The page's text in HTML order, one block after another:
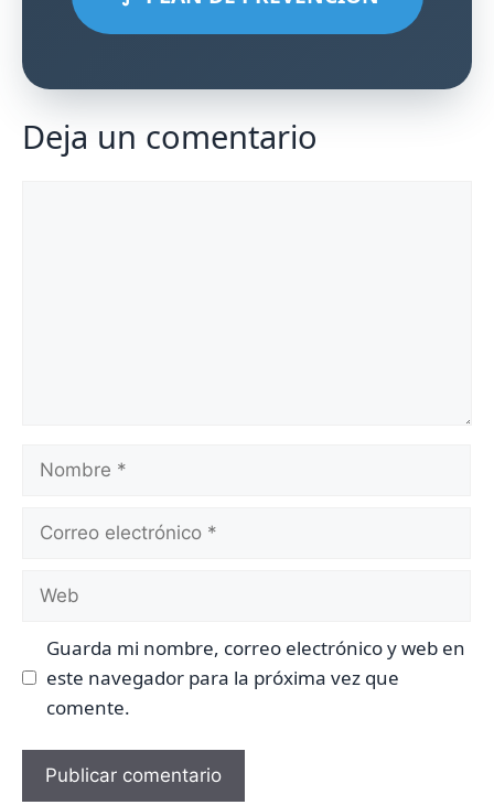
Deja un comentario
Nombre
Correo
Web
Guarda mi nombre, correo electrónico y web en
este navegador para la próxima vez que
comente.